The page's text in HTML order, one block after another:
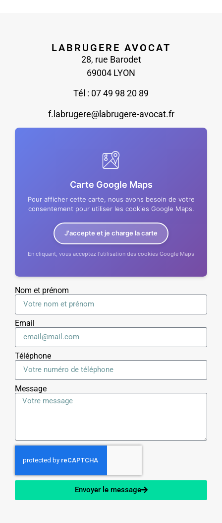
LABRUGERE AVOCAT
28, rue Barodet
69004 LYON
Tél : 07 49 98 20 89
f.labrugere@labrugere-avocat.fr
Carte Google Maps
Pour afficher cette carte, nous avons besoin de votre
consentement pour utiliser les cookies Google Maps.
J'accepte et je charge la carte
En cliquant, vous acceptez l'utilisation des cookies Google Maps
Nom et prénom
Email
Téléphone
Message
Envoyer le message